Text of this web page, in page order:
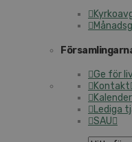
Ge för
Kontakt
Kalender
Lediga
SAU